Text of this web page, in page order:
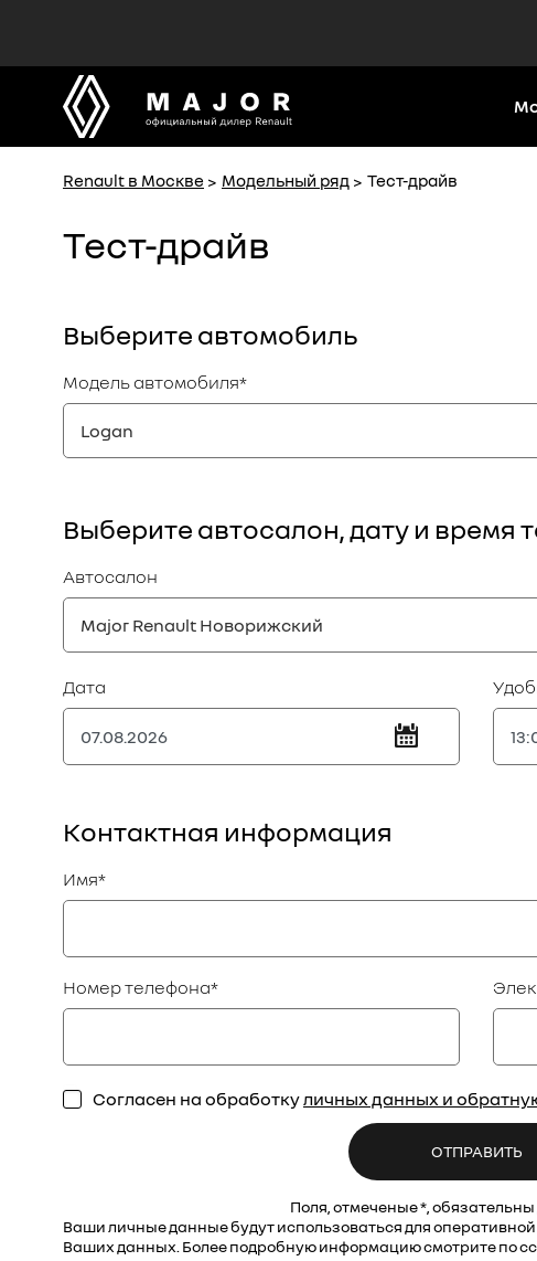
Renault в Москве Модельный ряд Тест-драйв
Тест-драйв
Выберите автомобиль
Модель автомобиля*
Logan
Выберите автосалон, дату и время
Автосалон
Major Renault Новорижский
Дата
Контактная информация
Имя*
Номер телефона*
Согласен на обработкуличных данных и
ОТПРАВИТЬ
Поля, отмеченые *, обязательны
Ваши личные данные будут использоваться для
Ваших данных. Более подробную информацию смотрите по